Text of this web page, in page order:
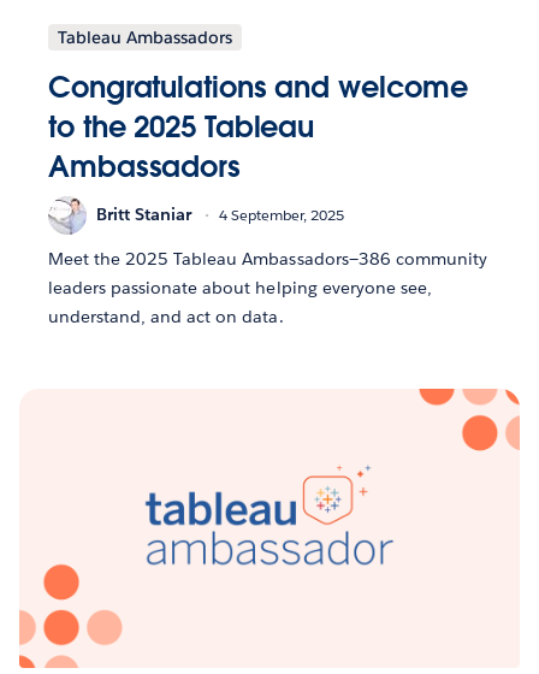
Tableau Ambassadors
Congratulations and welcome
to the 2025 Tableau
Ambassadors
Britt Staniar 4 September, 2025
Meet the 2025 Tableau Ambassadors—386 community
leaders passionate about helping everyone see,
understand, and act on data.